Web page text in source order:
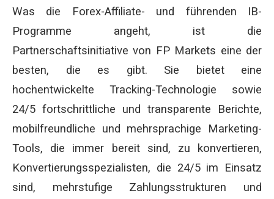
Was die Forex-Affiliate- und führenden IB-
Programme angeht, ist die
Partnerschaftsinitiative von FP Markets eine der
besten, die es gibt. Sie bietet eine
hochentwickelte Tracking-Technologie sowie
24/5 fortschrittliche und transparente Berichte,
mobilfreundliche und mehrsprachige Marketing-
Tools, die immer bereit sind, zu konvertieren,
Konvertierungsspezialisten, die 24/5 im Einsatz
sind, mehrstufige Zahlungsstrukturen und